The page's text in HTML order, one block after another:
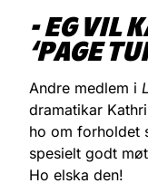
- EG VIL
‘PAGE
Andre medlem i
dramatikar
ho om forholdet
spesielt godt
Ho elska den!